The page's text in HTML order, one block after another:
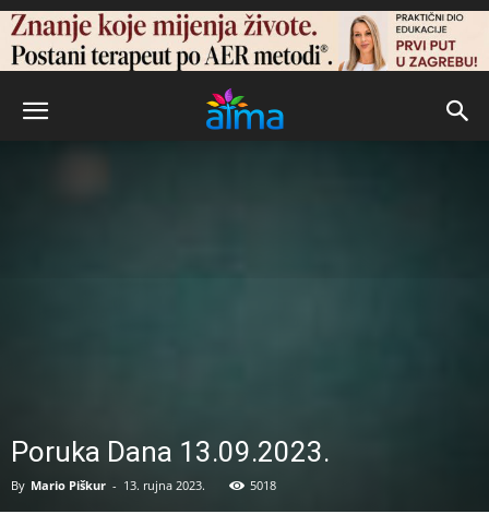
Poruka Dana 13.09.2023.
By Mario Piškur - 13. rujna 2023. 5018